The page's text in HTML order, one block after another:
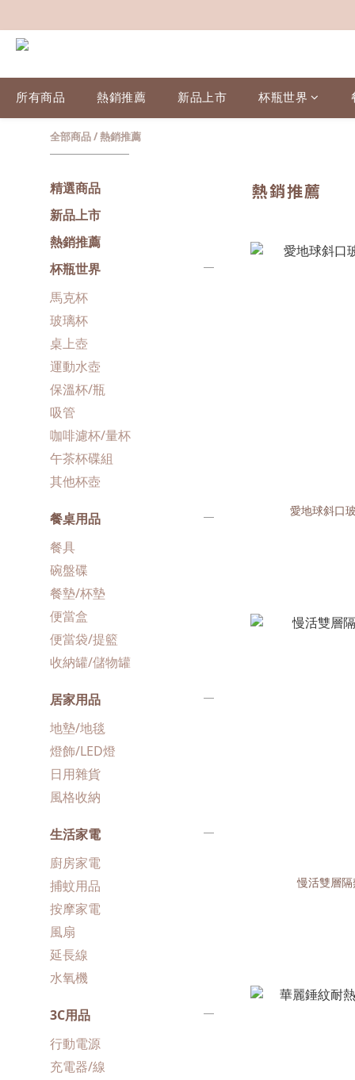
所有商品 熱銷推薦 新品上市 杯瓶世界
全部商品/熱銷推薦
精選商品
新品上市
熱銷推薦
杯瓶世界
馬克杯
玻璃杯
桌上壺
運動水壺
保溫杯/瓶
吸管
咖啡濾杯/量杯
午茶杯碟組
其他杯壺
餐桌用品
餐具
碗盤碟
餐墊/杯墊
便當盒
便當袋/提籃
收納罐/儲物罐
居家用品
地墊/地毯
燈飾/LED燈
日用雜貨
風格收納
生活家電
廚房家電
捕蚊用品
按摩家電
風扇
延長線
水氧機
3C用品
行動電源
充電器/線
熱銷推薦
愛地球斜口
慢活雙層